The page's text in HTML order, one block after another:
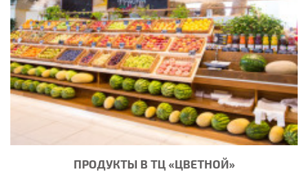
ПРОДУКТЫ В ТЦ «ЦВЕТНОЙ»